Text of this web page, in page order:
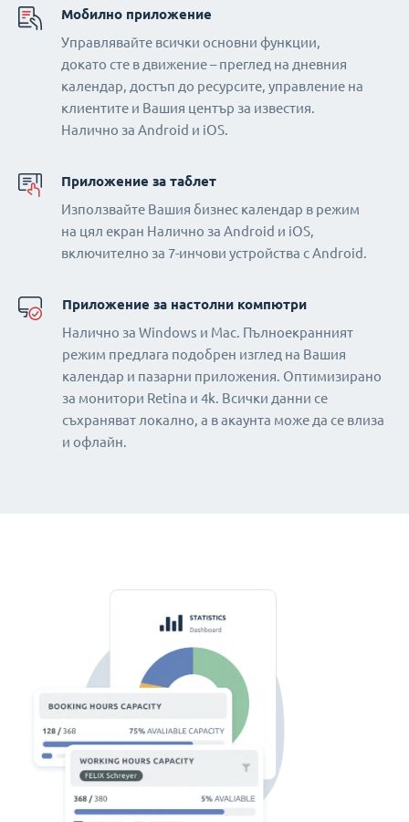
Мобилно приложение
Управлявайте всички основни функции,
докато сте в движение – преглед на дневния
календар, достъп до ресурсите, управление на
клиентите и Вашия център за известия.
Налично за Android и iOS.
Приложение за таблет
Използвайте Вашия бизнес календар в режим
на цял екран Налично за Android и iOS,
включително за 7-инчови устройства с Android.
Приложение за настолни компютри
Налично за Windows и Mac. Пълноекранният
режим предлага подобрен изглед на Вашия
календар и пазарни приложения. Оптимизирано
за монитори Retina и 4k. Всички данни се
съхраняват локално, а в акаунта може да се влиза
и офлайн.